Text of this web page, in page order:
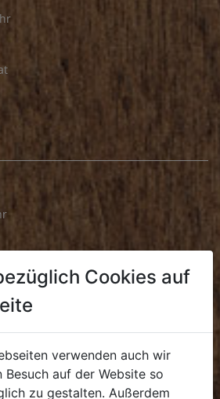
Cookies auf
verwenden auch wir
Besuch auf der Website so
zu gestalten. Außerdem